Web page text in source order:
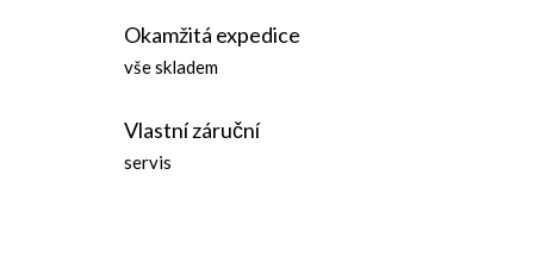
Okamžitá expedice
vše skladem
Vlastní záruční
servis